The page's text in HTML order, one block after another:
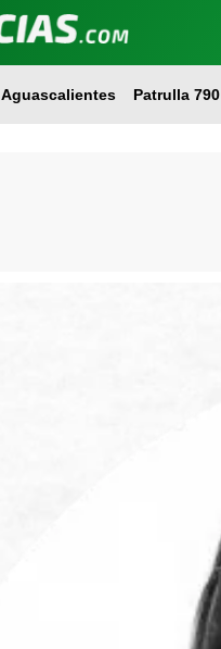
Aguascalientes Patrulla 790